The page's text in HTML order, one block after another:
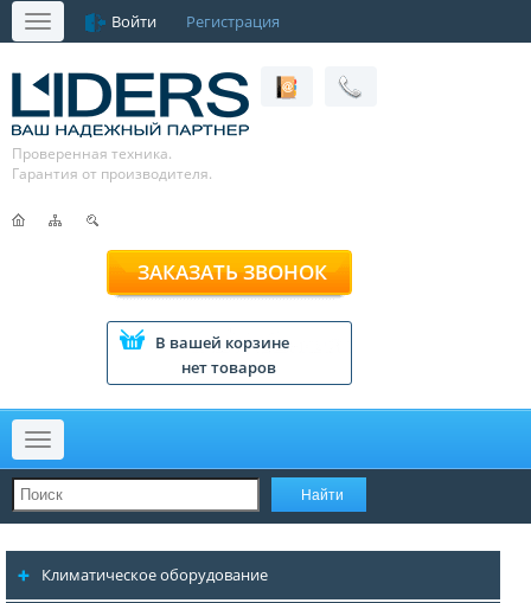
Меню Войти Регистрация
Проверенная техника.
Гарантия от производителя.
ЗАКАЗАТЬ ЗВОНОК
В вашей корзине
нет товаров
Меню
Климатическое оборудование